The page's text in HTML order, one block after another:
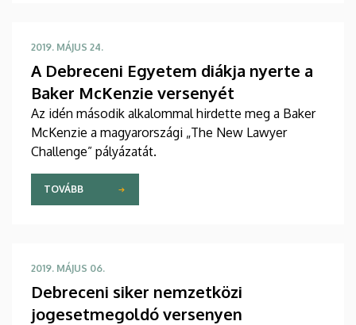
2019. MÁJUS 24.
A Debreceni Egyetem diákja nyerte a
Baker McKenzie versenyét
Az idén második alkalommal hirdette meg a Baker
McKenzie a magyarországi „The New Lawyer
Challenge” pályázatát.
TOVÁBB
2019. MÁJUS 06.
Debreceni siker nemzetközi
jogesetmegoldó versenyen